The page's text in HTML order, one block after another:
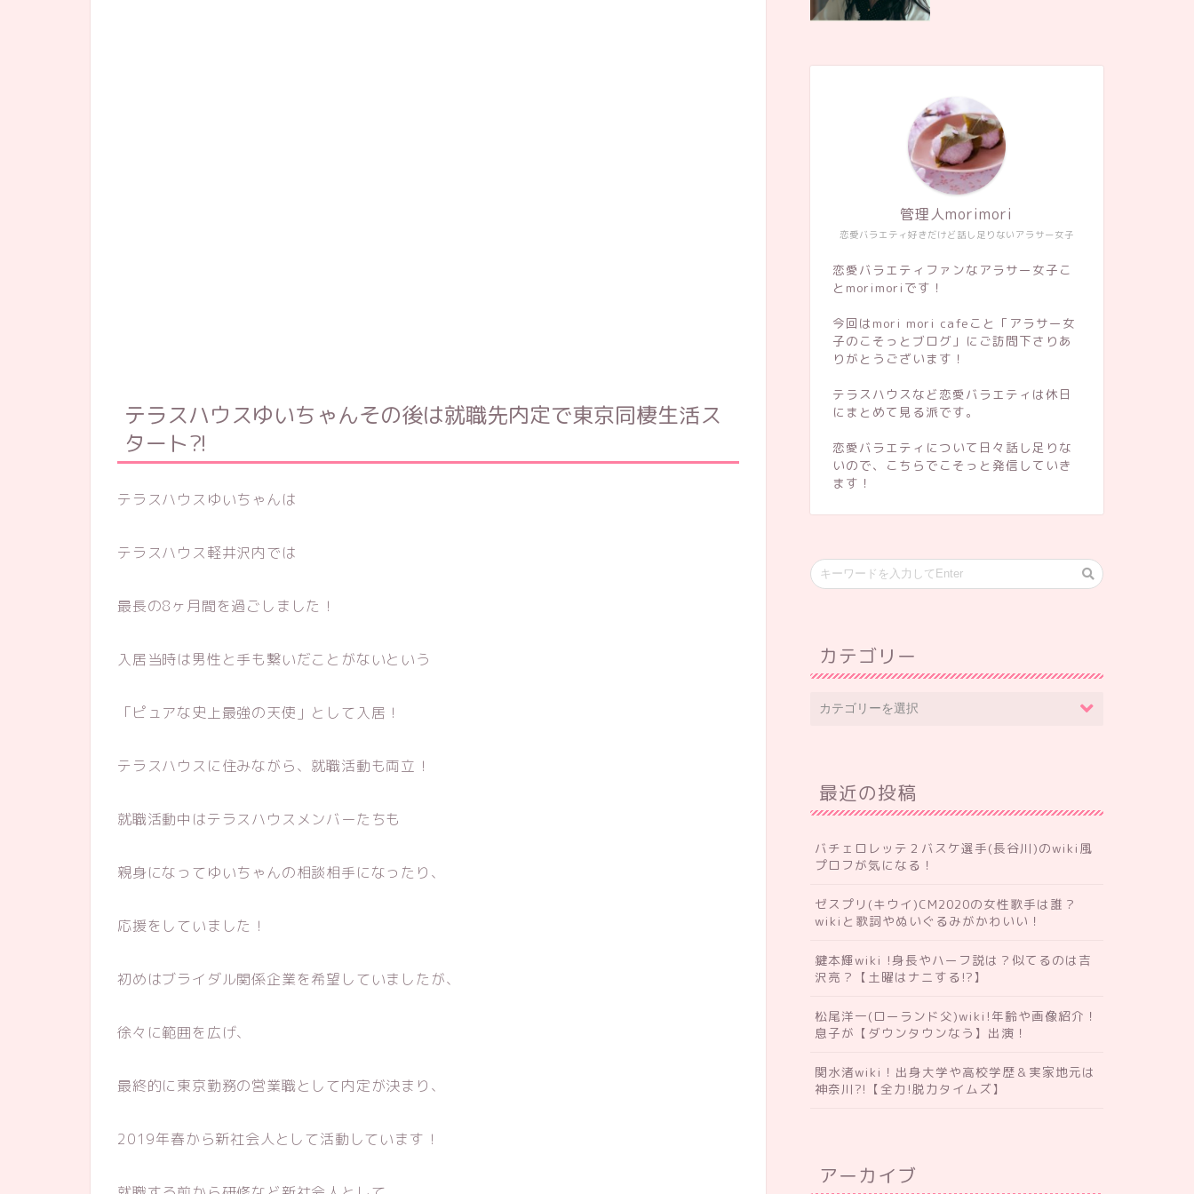
テラスハウスゆいちゃんその後は就職先内定で東京同棲生活ス
タート?!
テラスハウスゆいちゃんは
テラスハウス軽井沢内では
最長の8ヶ月間を過ごしました！
入居当時は男性と手も繋いだことがないという
「ピュアな史上最強の天使」として入居！
テラスハウスに住みながら、就職活動も両立！
就職活動中はテラスハウスメンバーたちも
親身になってゆいちゃんの相談相手になったり、
応援をしていました！
初めはブライダル関係企業を希望していましたが、
徐々に範囲を広げ、
最終的に東京勤務の営業職として内定が決まり、
2019年春から新社会人として活動しています！
恋愛バラエティ好きだけど話し足りないアラサー女子
管理人morimori
恋愛バラエティファンなアラサー女子こ
とmorimoriです！
今回はmori mori cafeこと「アラサー女
子のこそっとブログ」にご訪問下さりあ
りがとうございます！
テラスハウスなど恋愛バラエティは休日
にまとめて見る派です。
恋愛バラエティについて日々話し足りな
いので、こちらでこそっと発信していき
ます！
カテゴリー
最近の投稿
バチェロレッテ２バスケ選手(長谷川)のwiki風
プロフが気になる！
ゼスプリ(キウイ)CM2020の女性歌手は誰？
wikiと歌詞やぬいぐるみがかわいい！
鍵本輝wiki !身長やハーフ説は？似てるのは吉
沢亮？【土曜はナニする!?】
松尾洋一(ローランド父)wiki!年齢や画像紹介！
息子が【ダウンタウンなう】出演！
関水渚wiki！出身大学や高校学歴＆実家地元は
神奈川?!【全力!脱力タイムズ】
アーカイブ